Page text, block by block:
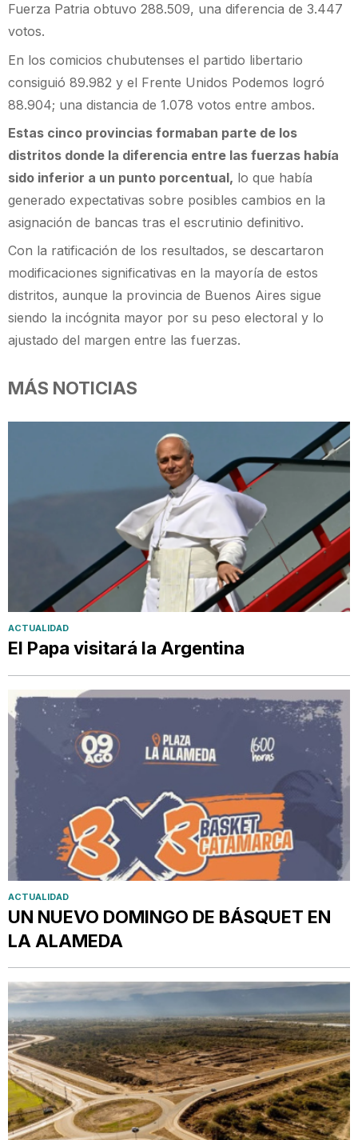
Fuerza Patria obtuvo 288.509, una diferencia de 3.447
votos.
En los comicios chubutenses el partido libertario
consiguió 89.982 y el Frente Unidos Podemos logró
88.904; una distancia de 1.078 votos entre ambos.
Estas cinco provincias formaban parte de los
distritos donde la diferencia entre las fuerzas había
sido inferior a un punto porcentual, lo que había
generado expectativas sobre posibles cambios en la
asignación de bancas tras el escrutinio definitivo.
Con la ratificación de los resultados, se descartaron
modificaciones significativas en la mayoría de estos
distritos, aunque la provincia de Buenos Aires sigue
siendo la incógnita mayor por su peso electoral y lo
ajustado del margen entre las fuerzas.
MÁS NOTICIAS
ACTUALIDAD
El Papa visitará la Argentina
ACTUALIDAD
UN NUEVO DOMINGO DE BÁSQUET EN
LA ALAMEDA